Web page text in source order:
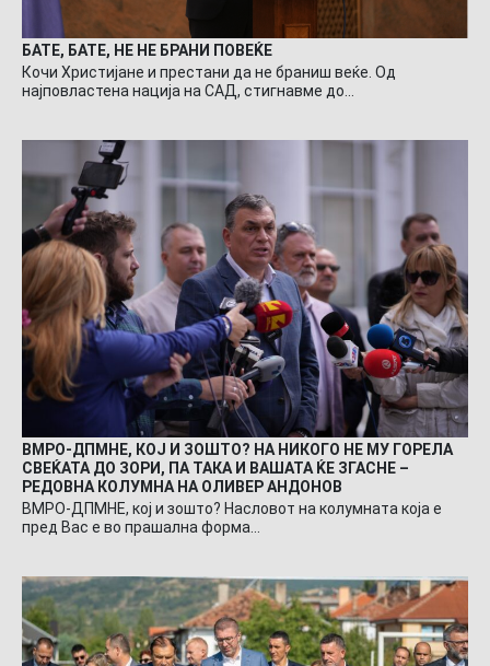
БАТЕ, БАТЕ, НЕ НЕ БРАНИ ПОВЕЌЕ
Кочи Христијане и престани да не браниш веќе. Од
најповластена нација на САД, стигнавме до…
ВМРО-ДПМНЕ, КОЈ И ЗОШТО? НА НИКОГО НЕ МУ ГОРЕЛА
СВЕЌАТА ДО ЗОРИ, ПА ТАКА И ВАШАТА ЌЕ ЗГАСНЕ –
РЕДОВНА КОЛУМНА НА ОЛИВЕР АНДОНОВ
ВМРО-ДПМНЕ, кој и зошто? Насловот на колумната која е
пред Вас е во прашална форма…